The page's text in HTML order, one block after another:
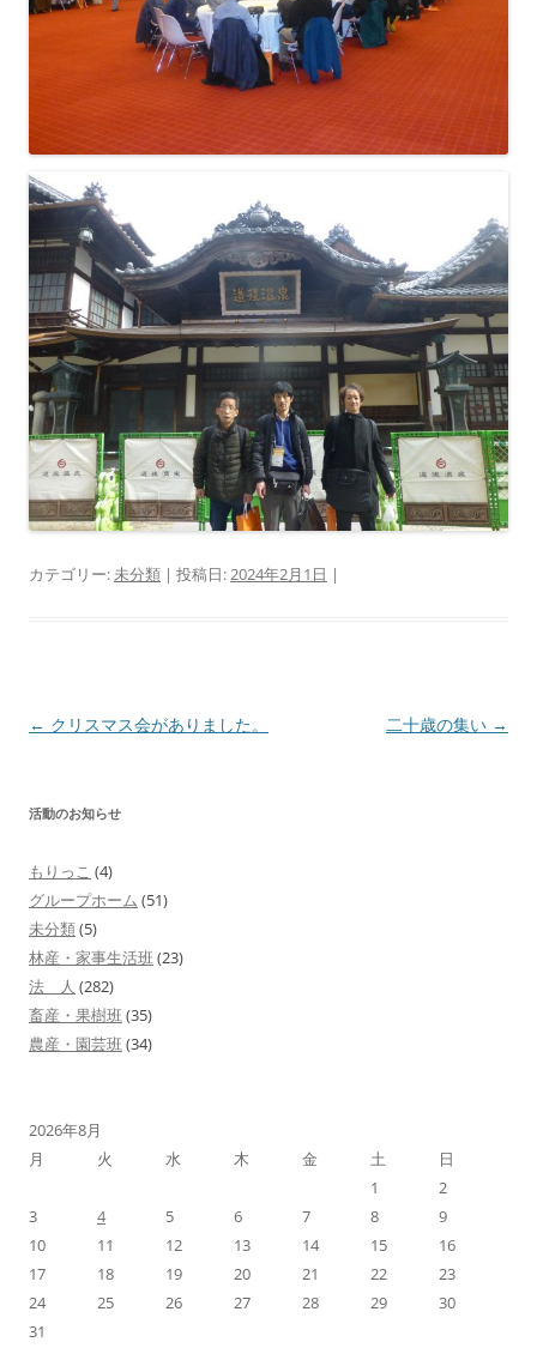
カテゴリー:未分類 | 投稿日:2024年2月1日 |
投
ビ
ー
シ
ョ
ン
← クリスマス会がありました。 二十歳の集い →
活動のお知らせ
もりっこ (4)
グループホーム (51)
未分類(5)
林産・家事生活班(23)
法 人 (282)
畜産・果樹班(35)
農産・園芸班(34)
2026年8月
月
火 水 木 金 土
日
1
2
3
4 5 6 7 8
9
10
11 12 13 14 15
16
17
18 19 20 21 22
23
24
25 26 27 28 29
30
31